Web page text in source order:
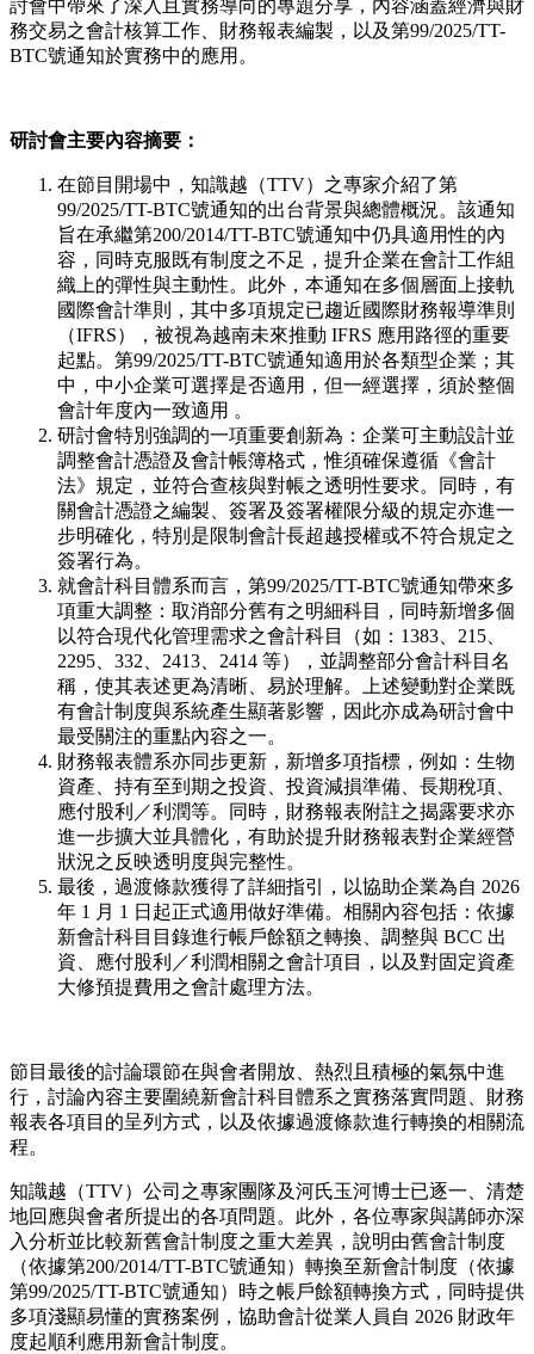
討會中帶來了深入且實務導向的專題分享，內容涵蓋經濟與財
務交易之會計核算工作、財務報表編製，以及第99/2025/TT-
BTC號通知於實務中的應用。
研討會主要內容摘要：
在節目開場中，知識越（TTV）之專家介紹了第
99/2025/TT-BTC號通知的出台背景與總體概況。該通知
旨在承繼第200/2014/TT-BTC號通知中仍具適用性的內
容，同時克服既有制度之不足，提升企業在會計工作組
織上的彈性與主動性。此外，本通知在多個層面上接軌
國際會計準則，其中多項規定已趨近國際財務報導準則
（IFRS），被視為越南未來推動 IFRS 應用路徑的重要
起點。第99/2025/TT-BTC號通知適用於各類型企業；其
中，中小企業可選擇是否適用，但一經選擇，須於整個
會計年度內一致適用 。
研討會特別強調的一項重要創新為：企業可主動設計並
調整會計憑證及會計帳簿格式，惟須確保遵循《會計
法》規定，並符合查核與對帳之透明性要求。同時，有
關會計憑證之編製、簽署及簽署權限分級的規定亦進一
步明確化，特別是限制會計長超越授權或不符合規定之
簽署行為。
就會計科目體系而言，第99/2025/TT-BTC號通知帶來多
項重大調整：取消部分舊有之明細科目，同時新增多個
以符合現代化管理需求之會計科目（如：1383、215、
2295、332、2413、2414 等），並調整部分會計科目名
稱，使其表述更為清晰、易於理解。上述變動對企業既
有會計制度與系統產生顯著影響，因此亦成為研討會中
最受關注的重點內容之一。
財務報表體系亦同步更新，新增多項指標，例如：生物
資產、持有至到期之投資、投資減損準備、長期稅項、
應付股利／利潤等。同時，財務報表附註之揭露要求亦
進一步擴大並具體化，有助於提升財務報表對企業經營
狀況之反映透明度與完整性。
最後，過渡條款獲得了詳細指引，以協助企業為自 2026
年 1 月 1 日起正式適用做好準備。相關內容包括：依據
新會計科目目錄進行帳戶餘額之轉換、調整與 BCC 出
資、應付股利／利潤相關之會計項目，以及對固定資產
大修預提費用之會計處理方法。
節目最後的討論環節在與會者開放、熱烈且積極的氣氛中進
行，討論內容主要圍繞新會計科目體系之實務落實問題、財務
報表各項目的呈列方式，以及依據過渡條款進行轉換的相關流
程。
知識越（TTV）公司之專家團隊及河氏玉河博士已逐一、清楚
地回應與會者所提出的各項問題。此外，各位專家與講師亦深
入分析並比較新舊會計制度之重大差異，說明由舊會計制度
（依據第200/2014/TT-BTC號通知）轉換至新會計制度（依據
第99/2025/TT-BTC號通知）時之帳戶餘額轉換方式，同時提供
多項淺顯易懂的實務案例，協助會計從業人員自 2026 財政年
度起順利應用新會計制度。